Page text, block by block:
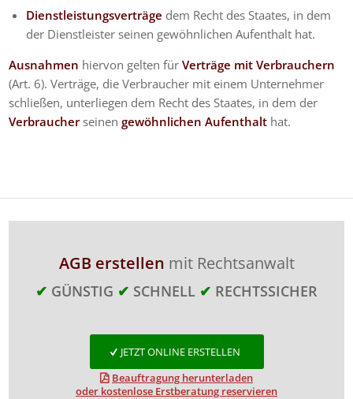
Dienstleistungsverträge dem Recht des Staates, in dem
der Dienstleister seinen gewöhnlichen Aufenthalt hat.
Ausnahmen hiervon gelten fürVerträge mit Verbrauchern
(Art. 6). Verträge, die Verbraucher mit einem Unternehmer
schließen, unterliegen dem Recht des Staates, in dem der
Verbraucherseinengewöhnlichen Aufenthalt hat.
AGB erstellen mit Rechtsanwalt
✔ GÜNSTIG ✔ SCHNELL ✔ RECHTSSICHER
JETZT ONLINE ERSTELLEN
Beauftragung herunterladen
oder kostenlose Erstberatung reservieren